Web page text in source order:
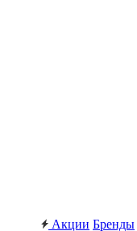
Акции Бренды